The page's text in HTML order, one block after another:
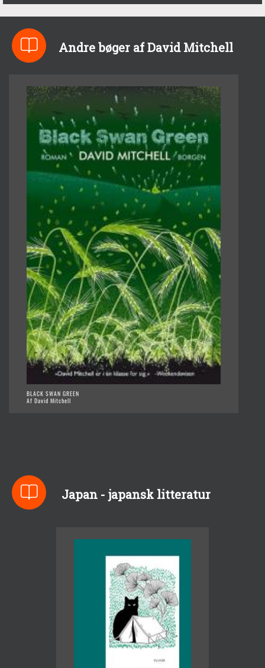
Andre bøger af David Mitchell
BLACK SWAN GREEN
Af David Mitchell
Japan - japansk litteratur